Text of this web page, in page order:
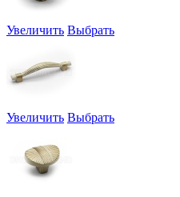
Увеличить Выбрать
Увеличить Выбрать